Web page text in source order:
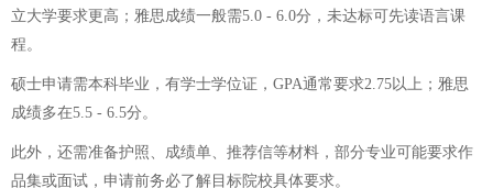
立大学要求更高；雅思成绩一般需5.0 - 6.0分，未达标可先读语言课
程。
硕士申请需本科毕业，有学士学位证，GPA通常要求2.75以上；雅思
成绩多在5.5 - 6.5分。
此外，还需准备护照、成绩单、推荐信等材料，部分专业可能要求作
品集或面试，申请前务必了解目标院校具体要求。